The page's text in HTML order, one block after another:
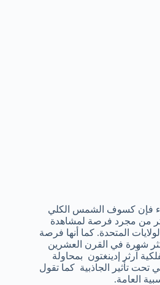
فإن كسوف الشمس الكلي
هو أكثر من مجرد فرصة لمشاهدة
المتحدة. كما أنها فرصة
شهرة في القرن العشرين
آرثر إدينغتون بمحاولة
تحت تأثير الجاذبية كما تقول
العامة.